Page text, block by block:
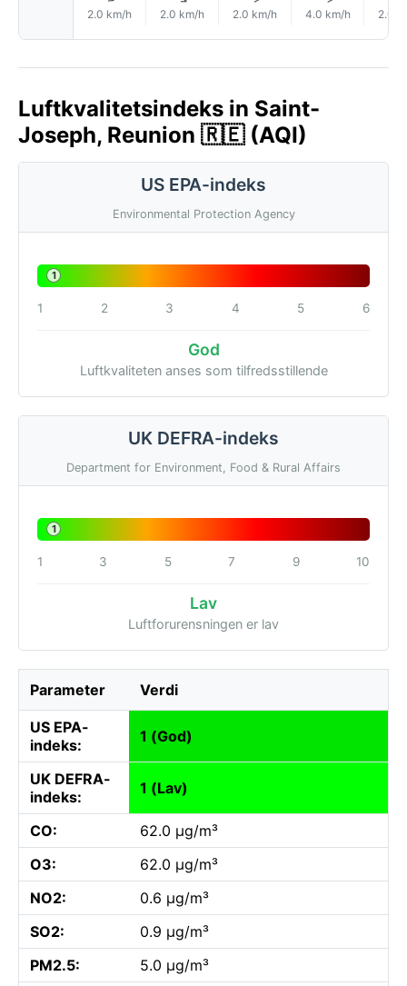
2.0 km/h 2.0 km/h 2.0 km/h 4.0 km/h 2.0
Luftkvalitetsindeks in Saint-
Joseph, Reunion 🇷🇪 (AQI)
US EPA-indeks
Environmental Protection Agency
1
1 2 3 4 5 6
God
Luftkvaliteten anses som tilfredsstillende
UK DEFRA-indeks
Department for Environment, Food & Rural Affairs
1
1 3 5 7 9 10
Lav
Luftforurensningen er lav
Parameter Verdi
US EPA-
indeks:
1 (God)
UK DEFRA-
indeks:
1 (Lav)
CO:
62.0 µg/m³
O3:
62.0 µg/m³
NO2:
0.6 µg/m³
SO2:
0.9 µg/m³
PM2.5:
5.0 µg/m³